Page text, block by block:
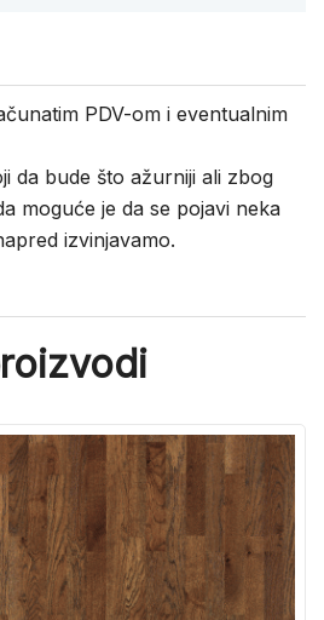
PDV-om i eventualnim
da bude što ažurniji ali zbog
moguće je da se pojavi neka
izvinjavamo.